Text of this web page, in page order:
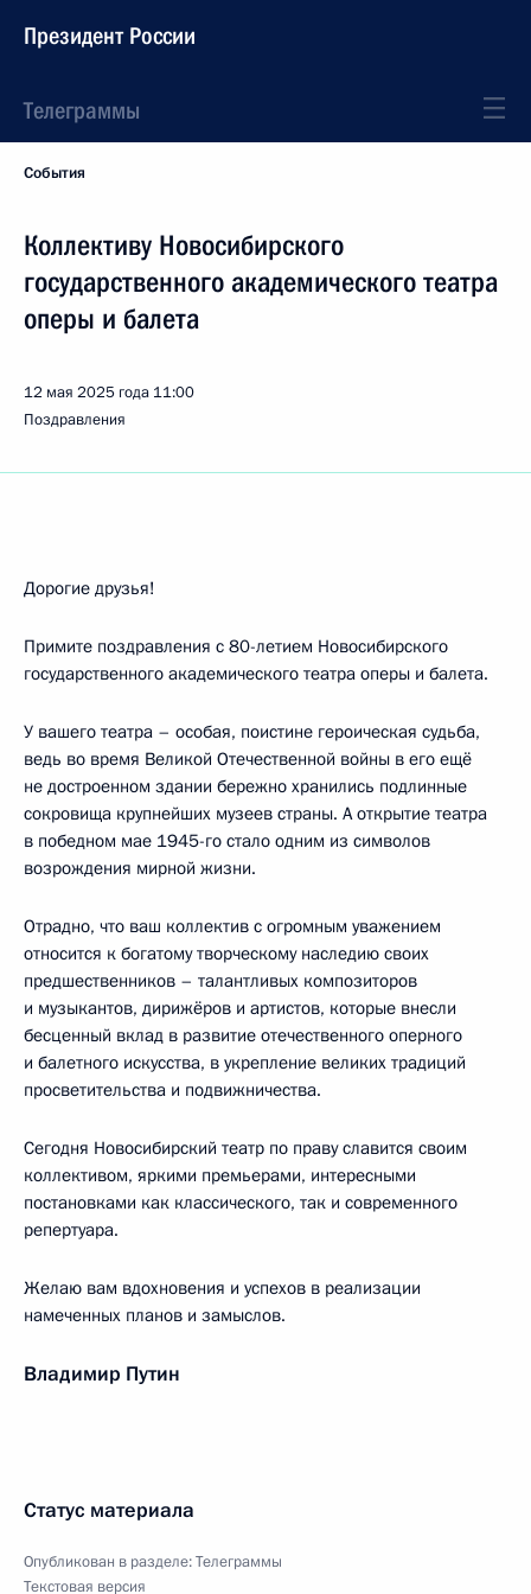
Президент России
Телеграммы
События
Коллективу Новосибирского
государственного академического театра
оперы и балета
12 мая 2025 года 11:00
Поздравления
Дорогие друзья!
Примите поздравления с 80-летием Новосибирского
государственного академического театра оперы и балета.
У вашего театра – особая, поистине героическая судьба,
ведь во время Великой Отечественной войны в его ещё
не достроенном здании бережно хранились подлинные
сокровища крупнейших музеев страны. А открытие театра
в победном мае 1945-го стало одним из символов
возрождения мирной жизни.
Отрадно, что ваш коллектив с огромным уважением
относится к богатому творческому наследию своих
предшественников – талантливых композиторов
и музыкантов, дирижёров и артистов, которые внесли
бесценный вклад в развитие отечественного оперного
и балетного искусства, в укрепление великих традиций
просветительства и подвижничества.
Сегодня Новосибирский театр по праву славится своим
коллективом, яркими премьерами, интересными
постановками как классического, так и современного
репертуара.
Желаю вам вдохновения и успехов в реализации
намеченных планов и замыслов.
Владимир Путин
Статус материала
Опубликован в разделе:Телеграммы
Текстовая версия